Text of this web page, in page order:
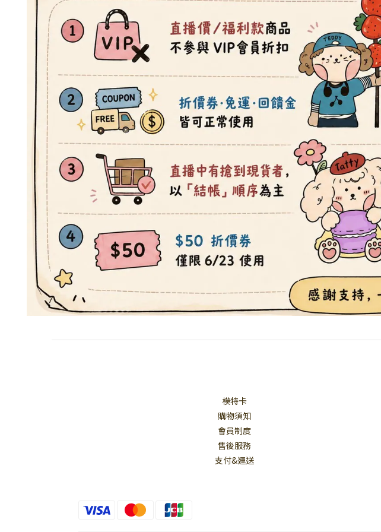
模特卡
購物須知
會員制度
售後服務
支付&運送